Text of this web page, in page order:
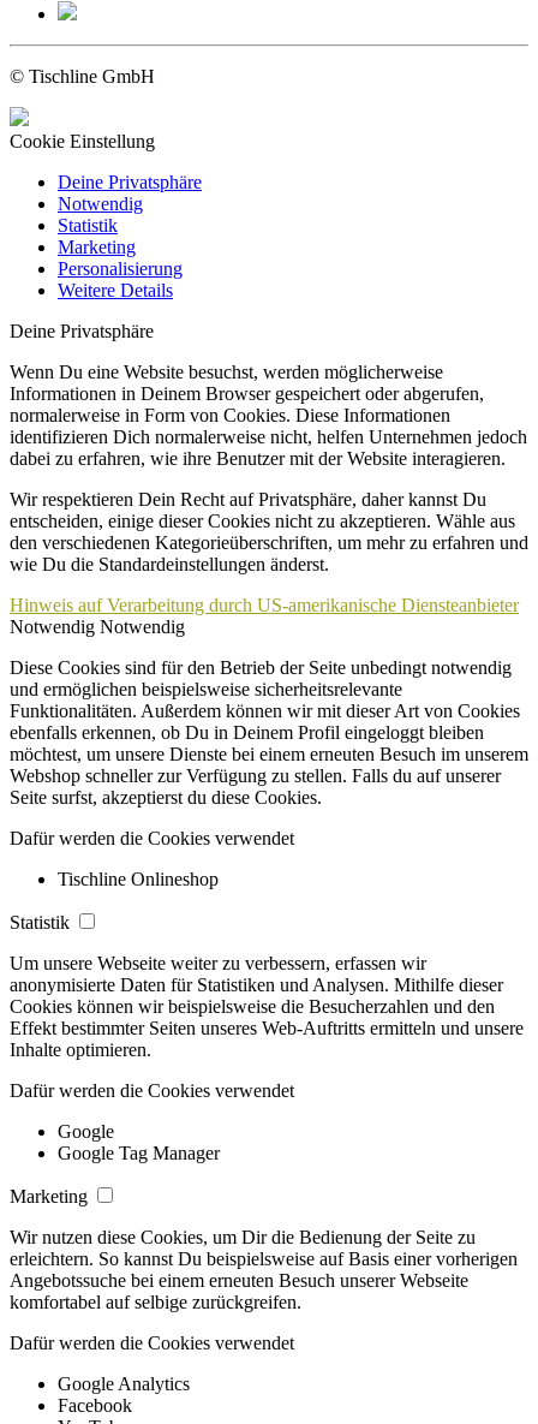
© Tischline GmbH
Cookie Einstellung
Deine Privatsphäre
Notwendig
Statistik
Marketing
Personalisierung
Weitere Details
Deine Privatsphäre
Wenn Du eine Website besuchst, werden möglicherweise
Informationen in Deinem Browser gespeichert oder abgerufen,
normalerweise in Form von Cookies. Diese Informationen
identifizieren Dich normalerweise nicht, helfen Unternehmen jedoch
dabei zu erfahren, wie ihre Benutzer mit der Website interagieren.
Wir respektieren Dein Recht auf Privatsphäre, daher kannst Du
entscheiden, einige dieser Cookies nicht zu akzeptieren. Wähle aus
den verschiedenen Kategorieüberschriften, um mehr zu erfahren und
wie Du die Standardeinstellungen änderst.
Hinweis auf Verarbeitung durch US-amerikanische Diensteanbieter
Notwendig Notwendig
Diese Cookies sind für den Betrieb der Seite unbedingt notwendig
und ermöglichen beispielsweise sicherheitsrelevante
Funktionalitäten. Außerdem können wir mit dieser Art von Cookies
ebenfalls erkennen, ob Du in Deinem Profil eingeloggt bleiben
möchtest, um unsere Dienste bei einem erneuten Besuch im unserem
Webshop schneller zur Verfügung zu stellen. Falls du auf unserer
Seite surfst, akzeptierst du diese Cookies.
Dafür werden die Cookies verwendet
Tischline Onlineshop
Statistik
Um unsere Webseite weiter zu verbessern, erfassen wir
anonymisierte Daten für Statistiken und Analysen. Mithilfe dieser
Cookies können wir beispielsweise die Besucherzahlen und den
Effekt bestimmter Seiten unseres Web-Auftritts ermitteln und unsere
Inhalte optimieren.
Dafür werden die Cookies verwendet
Google
Google Tag Manager
Marketing
Wir nutzen diese Cookies, um Dir die Bedienung der Seite zu
erleichtern. So kannst Du beispielsweise auf Basis einer vorherigen
Angebotssuche bei einem erneuten Besuch unserer Webseite
komfortabel auf selbige zurückgreifen.
Dafür werden die Cookies verwendet
Google Analytics
Facebook